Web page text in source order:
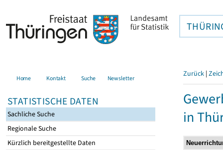
Home Kontakt Suche Newsletter
STATISTISCHE DATEN
Sachliche Suche
Regionale Suche
Kürzlich bereitgestellte Daten
Zurück |
in